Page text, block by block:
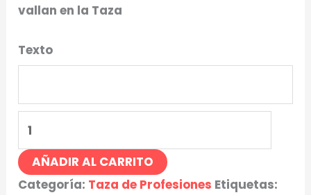
vallan en la Taza
Texto
AÑADIR AL CARRITO
Categoría: Taza de Profesiones Etiquetas: